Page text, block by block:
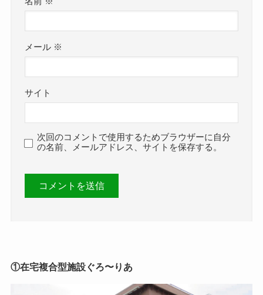
メール ※
サイト
次回のコメントで使用するためブラウザーに自分
の名前、メールアドレス、サイトを保存する。
①在宅複合型施設ぐろ〜りあ